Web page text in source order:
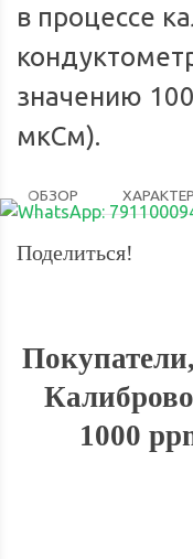
в процессе
значению
мкСм).
ОБЗОР
Поделиться!
1000